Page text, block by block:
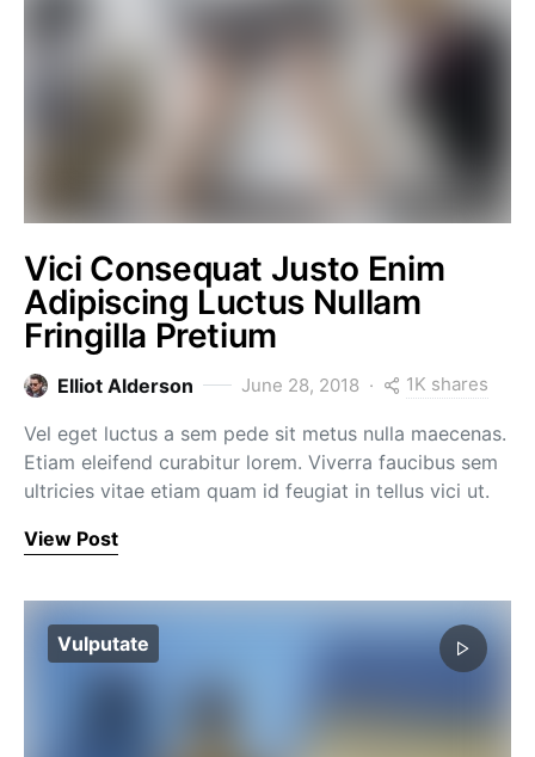
Vici Consequat Justo Enim
Adipiscing Luctus Nullam
Fringilla Pretium
Elliot Alderson June 28, 2018 1K shares
Vel eget luctus a sem pede sit metus nulla maecenas.
Etiam eleifend curabitur lorem. Viverra faucibus sem
ultricies vitae etiam quam id feugiat in tellus vici ut.
View Post
Vulputate